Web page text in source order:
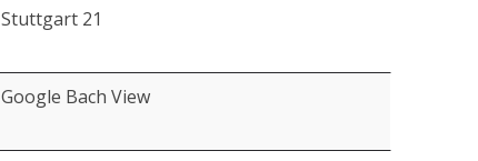
Stuttgart 21
Google Bach View